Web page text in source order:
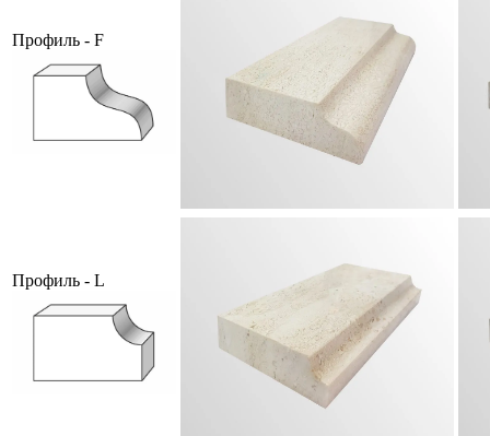
Профиль - F
Профиль - L